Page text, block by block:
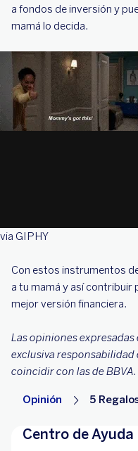
a fondos de inversión y
mamá lo decida.
via GIPHY
Con estos instrumentos
a tu mamá y así contribuir
mejor versión financiera.
Las opiniones
exclusiva responsabilidad
coincidir con las de BBVA.
Opinión 5
Centro de Ayuda